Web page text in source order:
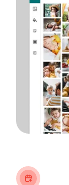
calendar_plus